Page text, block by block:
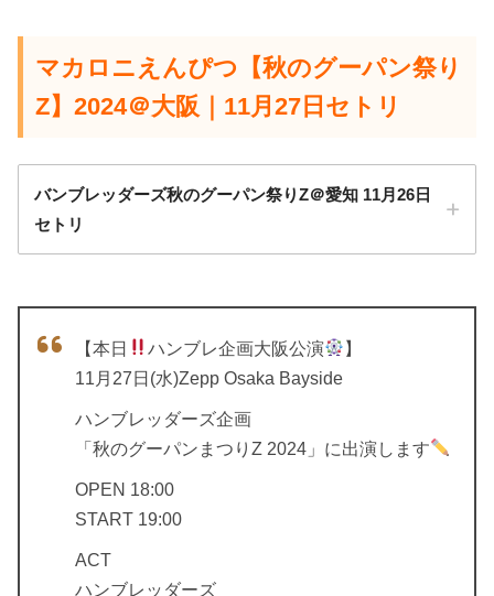
マカロニえんぴつ【秋のグーパン祭り
Z】2024＠大阪｜11月27日セトリ
バンブレッダーズ秋のグーパン祭りZ＠愛知 11月26日
セトリ
【本日 ハンブレ企画大阪公演
】
11月27日(水)Zepp Osaka Bayside
ハンブレッダーズ企画
「秋のグーパンまつりZ 2024」に出演します
OPEN 18:00
START 19:00
ACT
ハンブレッダーズ